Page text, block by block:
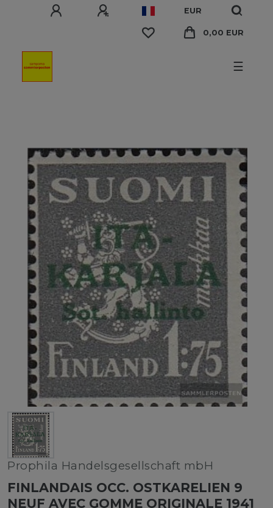
EUR
0,00 EUR
☰
Prophila Handelsgesellschaft mbH
FINLANDAIS OCC. OSTKARELIEN 9
NEUF AVEC GOMME ORIGINALE 1941